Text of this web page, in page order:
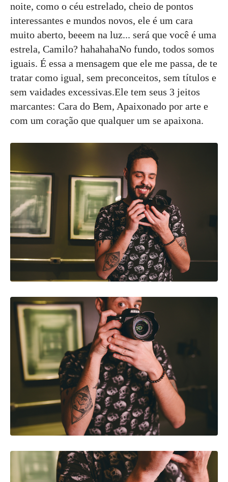
noite, como o céu estrelado, cheio de pontos
interessantes e mundos novos, ele é um cara
muito aberto, beeem na luz... será que você é uma
estrela, Camilo? hahahahaNo fundo, todos somos
iguais. É essa a mensagem que ele me passa, de te
tratar como igual, sem preconceitos, sem títulos e
sem vaidades excessivas.Ele tem seus 3 jeitos
marcantes: Cara do Bem, Apaixonado por arte e
com um coração que qualquer um se apaixona.